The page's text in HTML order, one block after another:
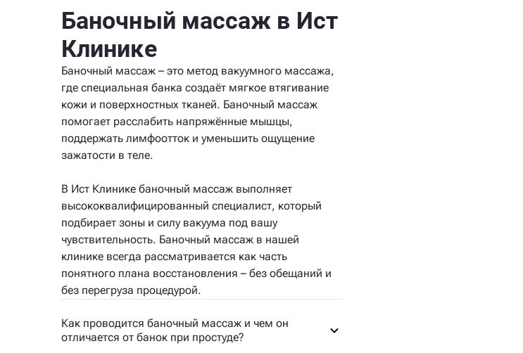
Баночный массаж в Ист
Клинике
Баночный массаж – это метод вакуумного массажа,
где специальная банка создаёт мягкое втягивание
кожи и поверхностных тканей. Баночный массаж
помогает расслабить напряжённые мышцы,
поддержать лимфоотток и уменьшить ощущение
зажатости в теле.
В Ист Клинике баночный массаж выполняет
высококвалифицированный специалист, который
подбирает зоны и силу вакуума под вашу
чувствительность. Баночный массаж в нашей
клинике всегда рассматривается как часть
понятного плана восстановления – без обещаний и
без перегруза процедурой.
Как проводится баночный массаж и чем он
отличается от банок при простуде?